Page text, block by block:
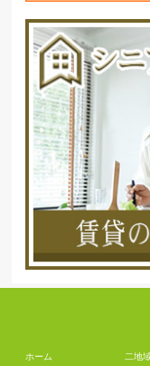
ホーム 二地